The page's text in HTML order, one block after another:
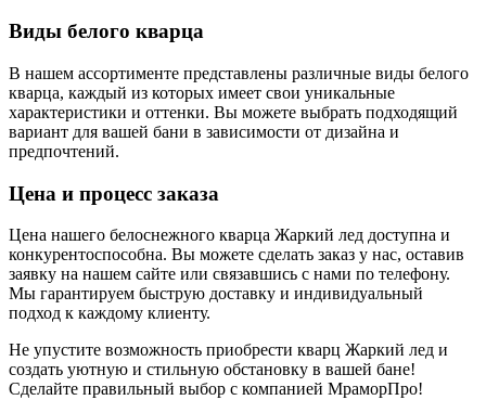
Виды белого кварца
В нашем ассортименте представлены различные виды белого
кварца, каждый из которых имеет свои уникальные
характеристики и оттенки. Вы можете выбрать подходящий
вариант для вашей бани в зависимости от дизайна и
предпочтений.
Цена и процесс заказа
Цена нашего белоснежного кварца Жаркий лед доступна и
конкурентоспособна. Вы можете сделать заказ у нас, оставив
заявку на нашем сайте или связавшись с нами по телефону.
Мы гарантируем быструю доставку и индивидуальный
подход к каждому клиенту.
Не упустите возможность приобрести кварц Жаркий лед и
создать уютную и стильную обстановку в вашей бане!
Сделайте правильный выбор с компанией МраморПро!